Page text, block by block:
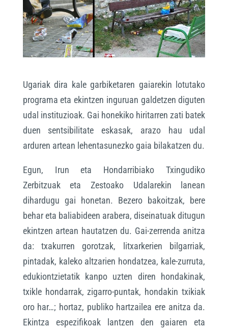
Ugariak dira kale garbiketaren gaiarekin lotutako
programa eta ekintzen inguruan galdetzen diguten
udal instituzioak. Gai honekiko hiritarren zati batek
duen sentsibilitate eskasak, arazo hau udal
arduren artean lehentasunezko gaia bilakatzen du.
Egun, Irun eta Hondarribiako Txingudiko
Zerbitzuak eta Zestoako Udalarekin lanean
dihardugu gai honetan. Bezero bakoitzak, bere
behar eta baliabideen arabera, diseinatuak ditugun
ekintzen artean hautatzen du. Gai-zerrenda anitza
da: txakurren gorotzak, litxarkerien bilgarriak,
pintadak, kaleko altzarien hondatzea, kale-zurruta,
edukiontzietatik kanpo uzten diren hondakinak,
txikle hondarrak, zigarro-puntak, hondakin txikiak
oro har…; hortaz, publiko hartzailea ere anitza da.
Ekintza espezifikoak lantzen den gaiaren eta